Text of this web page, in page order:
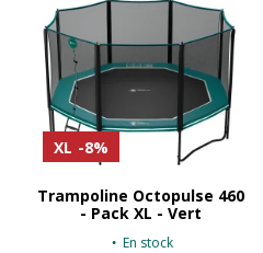
XL -8%
Trampoline Octopulse 460
- Pack XL - Vert
En stock